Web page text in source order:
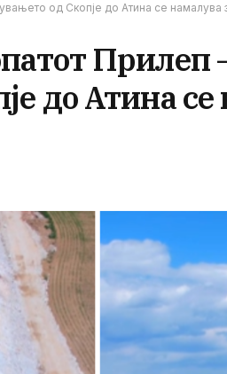
од Скопје до Атина се намалува
Прилеп
до Атина